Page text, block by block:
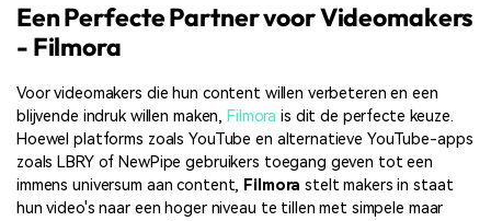
Een Perfecte Partner voor Videomakers
- Filmora
Voor videomakers die hun content willen verbeteren en een
blijvende indruk willen maken,Filmora is dit de perfecte keuze.
Hoewel platforms zoals YouTube en alternatieve YouTube-apps
zoals LBRY of NewPipe gebruikers toegang geven tot een
immens universum aan content, Filmora stelt makers in staat
hun video's naar een hoger niveau te tillen met simpele maar